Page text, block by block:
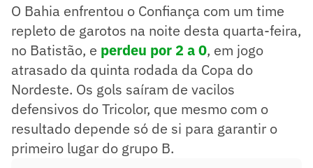
O Bahia enfrentou o Confiança com um time
repleto de garotos na noite desta quarta-feira,
no Batistão, e perdeu por 2 a 0, em jogo
atrasado da quinta rodada da Copa do
Nordeste. Os gols saíram de vacilos
defensivos do Tricolor, que mesmo com o
resultado depende só de si para garantir o
primeiro lugar do grupo B.